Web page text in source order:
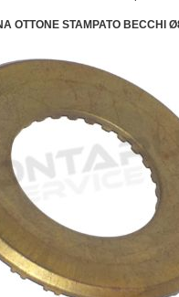
OTTONE STAMPATO BECCHI